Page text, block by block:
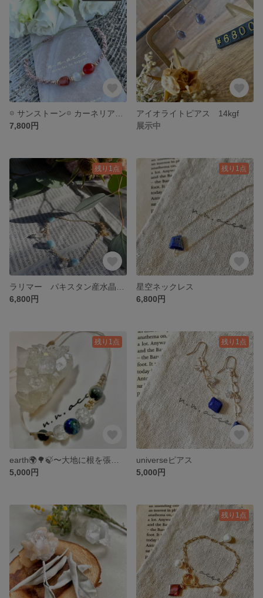
7,800円
アイオライトピアス 14kgf
展示中
残り1点
6,800円
残り1点
星空ネックレス
6,800円
残り1点
5,000円
残り1点
universeピアス
5,000円
残り1点